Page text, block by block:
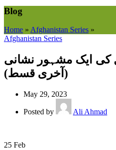
Blog
Home » Afghanistan Series »
Afghanistan Series
کی ایک مشہور نشانی
(آخری قسط)
May 29, 2023
Posted by Ali Ahmad
25 Feb